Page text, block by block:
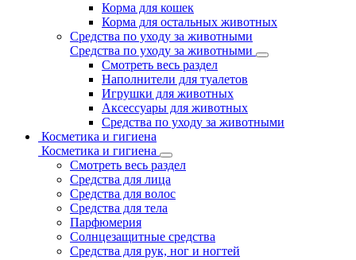
Корма для кошек
Корма для остальных животных
Средства по уходу за животными
Средства по уходу за животными
Смотреть весь раздел
Наполнители для туалетов
Игрушки для животных
Аксессуары для животных
Средства по уходу за животными
Косметика и гигиена
Косметика и гигиена
Смотреть весь раздел
Средства для лица
Средства для волос
Средства для тела
Парфюмерия
Солнцезащитные средства
Средства для рук, ног и ногтей